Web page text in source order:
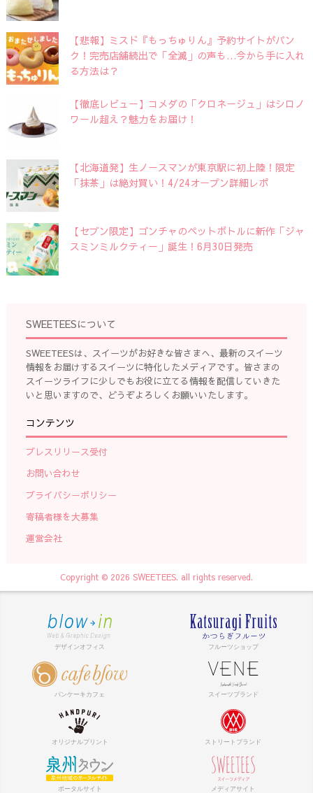
【悲報】ミスド『もっちゅりん』予約サイトがパン
ク！完売店舗続出で「全滅」の声も…今から手に入れ
る方法は？
【徹底レビュー】コメダの「クロネージュ」はシロノ
ワール超え？魅力をお届け！
【北海道発】生ノースマンが東京駅に初上陸！限定
「抹茶」は絶対買い！4/24オープン詳細レポ
【セブン限定】ゴンチャのペットボトルに新作「ジャ
スミンミルクティー」誕生！6月30日発売
SWEETEESについて
SWEETEESは、スイーツがお好きな皆さまへ、最新のスイーツ
情報をお届けするスイーツに特化したメディアです。皆さまの
スイーツライフに少しでもお役に立てる情報を配信していきた
いと思いますので、どうぞよろしくお願いいたします。
コンテンツ
プレスリリース受付
お問い合わせ
プライバシーポリシー
寄稿者様を大募集
運営会社
Copyright © 2026 SWEETEES. all rights reserved.